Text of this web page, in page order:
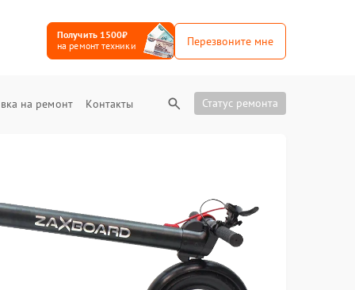
Получить 1500₽
на ремонт техники
Перезвоните мне
на ремонт Контакты Статус ремонта